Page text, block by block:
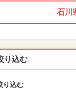
石川
り込む
り込む